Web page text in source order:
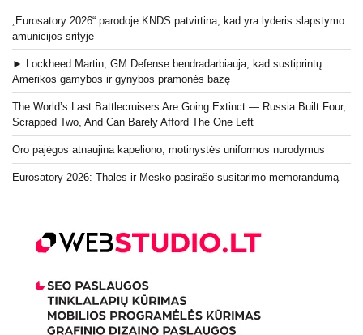
„Eurosatory 2026“ parodoje KNDS patvirtina, kad yra lyderis slapstymo
amunicijos srityje
► Lockheed Martin, GM Defense bendradarbiauja, kad sustiprintų
Amerikos gamybos ir gynybos pramonės bazę
The World’s Last Battlecruisers Are Going Extinct — Russia Built Four,
Scrapped Two, And Can Barely Afford The One Left
Oro pajėgos atnaujina kapeliono, motinystės uniformos nurodymus
Eurosatory 2026: Thales ir Mesko pasirašo susitarimo memorandumą